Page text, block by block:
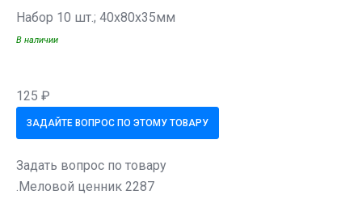
Набор 10 шт.; 40х80х35мм
В наличии
125 ₽
ЗАДАЙТЕ ВОПРОС ПО ЭТОМУ ТОВАРУ
Задать вопрос по товару
.Меловой ценник 2287